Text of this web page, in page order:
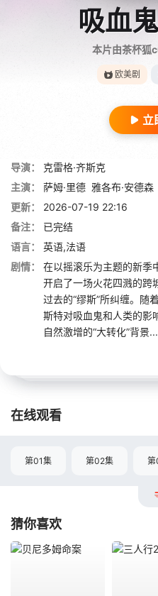
吸血
本片由茶杯狐
欧美剧
立
导演：
克雷格·齐斯克
主演：
萨姆·里德 雅各布·安德森
更新：
2026-07-19 22:16
备注：
已完结
语言：
英语,法语
剧情：
在以摇滚乐为主题的新季
开启了一场火花四溅的跨
过去的“缪斯”所纠缠。随
斯特对吸血鬼和人类的影
自然激增的“大转化”背景...
在线观看
第01集 第02集
猜你喜欢